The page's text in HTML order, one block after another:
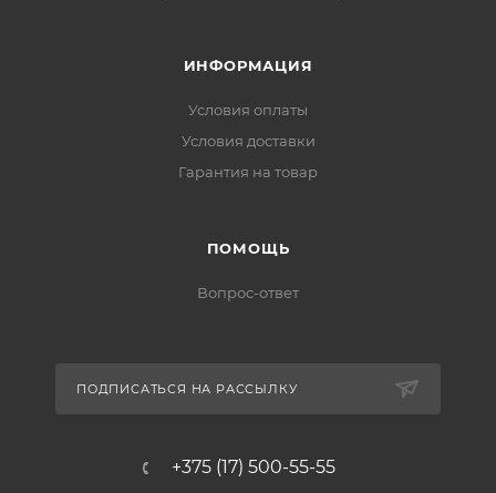
ИНФОРМАЦИЯ
Условия оплаты
Условия доставки
Гарантия на товар
ПОМОЩЬ
Вопрос-ответ
ПОДПИСАТЬСЯ НА РАССЫЛКУ
+375 (17) 500-55-55